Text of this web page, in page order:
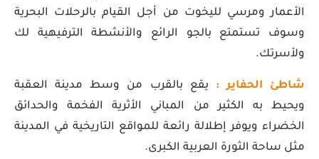
الأعمار ومرسي لليخوت من أجل القيام بالرحلات البحرية
وسوف تستمتع بالجو الرائع والأنشطة الترفيهية لك
ولأسرتك.
شاطئ الحفاير :
يقع بالقرب من وسط مدينة العقبة
ويحيط به الكثير من المباني الأثرية الفخمة والحدائق
الخضراء ويوفر إطلالة رائعة للمواقع التاريخية في المدينة
مثل ساحة الثورة العربية الكبرى.